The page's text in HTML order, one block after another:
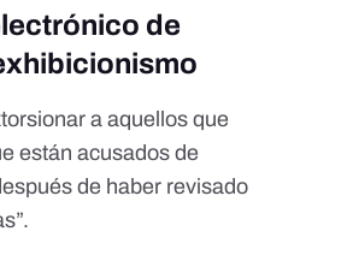
de
a aquellos que
están acusados de
de haber revisado